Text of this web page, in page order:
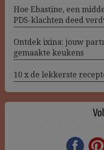
Hoe Ebastine, een
PDS-klachten deed
Ontdek ixina: jouw
gemaakte keukens
10 x de lekkerste